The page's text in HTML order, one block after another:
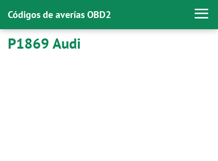
Códigos de averías OBD2
P1869 Audi